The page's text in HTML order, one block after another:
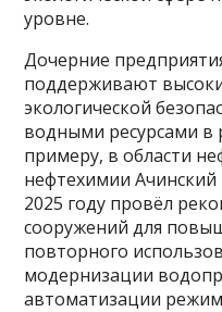
уровне.
Дочерние
поддерживают
экологической
водными ресурсами в
примеру, в области
нефтехимии
2025 году провёл
сооружений для
повторного
модернизации
автоматизации